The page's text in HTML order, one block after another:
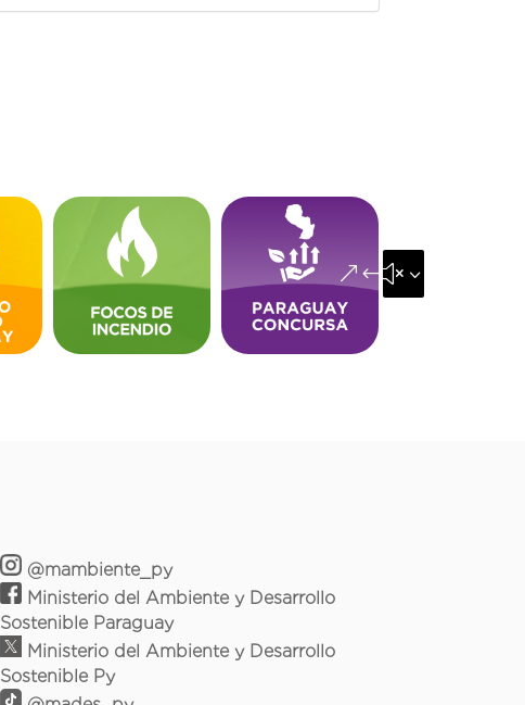
&#x35;
@mambiente_py
Ministerio del Ambiente y Desarrollo
Sostenible Paraguay
Ministerio del Ambiente y Desarrollo
Sostenible Py